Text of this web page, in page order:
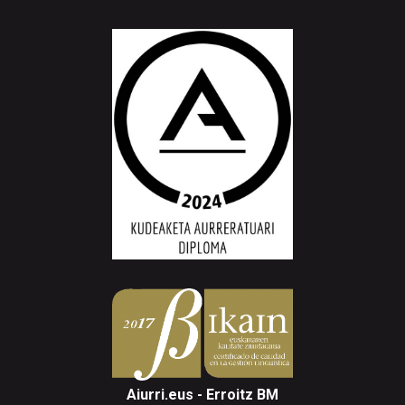
Aiurri.eus - Erroitz BM